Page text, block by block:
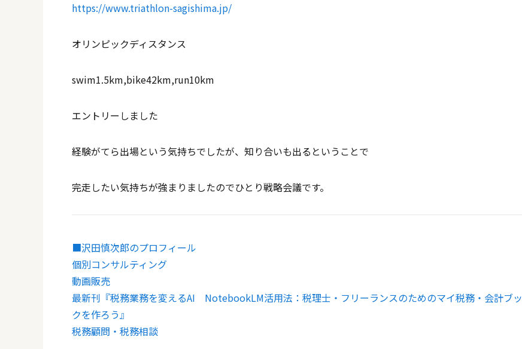
https://www.triathlon-sagishima.jp/
オリンピックディスタンス
swim1.5km,bike42km,run10km
エントリーしました
経験がてら出場という気持ちでしたが、知り合いも出るということで
完走したい気持ちが強まりましたのでひとり戦略会議です。
■沢田慎次郎のプロフィール
個別コンサルティング
動画販売
最新刊『税務業務を変えるAI NotebookLM活用法：税理士・フリーランスのためのマイ税務・会計ブッ
クを作ろう』
税務顧問・税務相談